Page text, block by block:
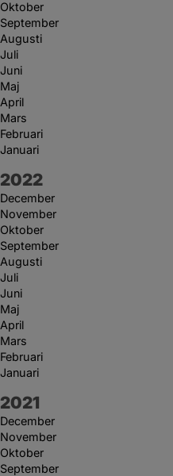
Oktober
September
Augusti
Juli
Juni
Maj
April
Mars
Februari
Januari
År:
2022
December
November
Oktober
September
Augusti
Juli
Juni
Maj
April
Mars
Februari
Januari
År:
2021
December
November
Oktober
September